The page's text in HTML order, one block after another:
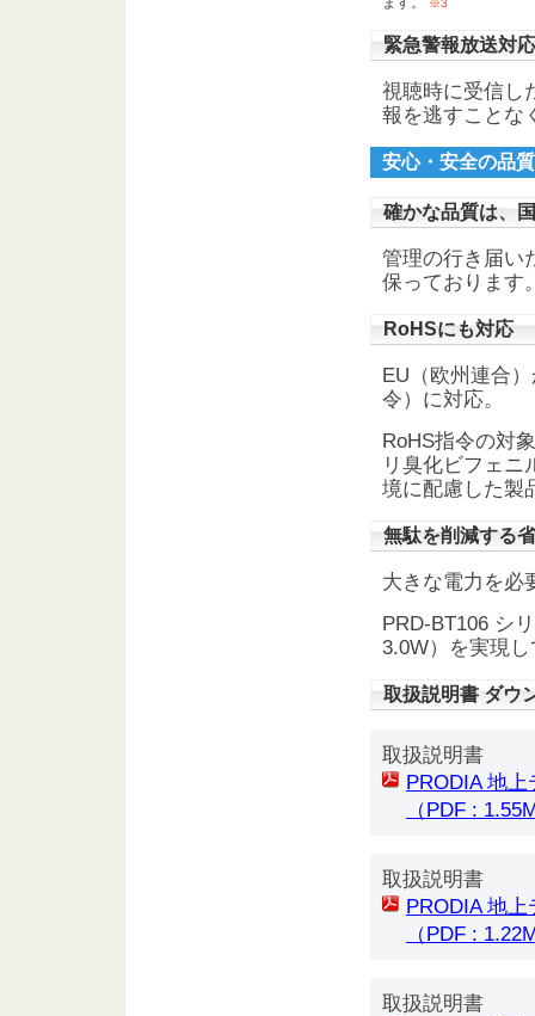
※3
緊急警報放送対応
視聴時に受信し
報を逃すことな
安心・安全の品質
確かな品質は、
管理の行き届い
保っております
RoHSにも対応
EU（欧州連合
令）に対応。
RoHS指令の対
リ臭化ビフェニ
境に配慮した製
無駄を削減する
大きな電力を必
PRD-BT106 シ
3.0W）を実現
取扱説明書 ダウ
取扱説明書
PRODIA 地
（PDF :
取扱説明書
PRODIA 地
（PDF :
取扱説明書